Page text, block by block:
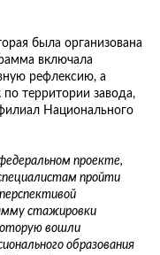
была организована
включала
рефлексию, а
территории завода,
Национального
проекте,
пройти
стажировки
вошли
образования